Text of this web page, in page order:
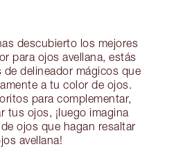
descubierto los mejores
para ojos avellana, estás
de delineador mágicos que
a tu color de ojos.
para complementar,
tus ojos, ¡luego imagina
ojos que hagan resaltar
avellana!